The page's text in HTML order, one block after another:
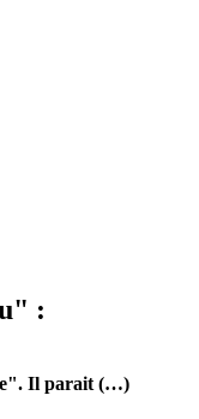
:
Il parait (…)